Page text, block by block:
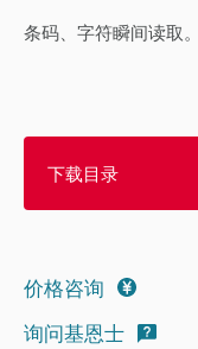
条码、字符瞬间读取
下载目录
价格咨询
询问基恩士